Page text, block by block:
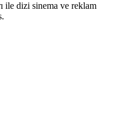
ile dizi sinema ve reklam